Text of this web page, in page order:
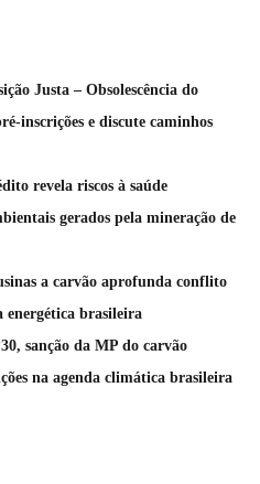
Justa – Obsolescência do
inscrições e discute caminhos
revela riscos à saúde
gerados pela mineração de
a carvão aprofunda conflito
energética brasileira
sanção da MP do carvão
na agenda climática brasileira